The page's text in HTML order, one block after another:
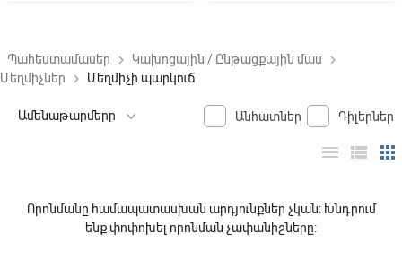
Պահեստամասեր keyboard_arrow_right Կախոցային / Ընթացքային մաս keyboard_arrow_right
Մեղմիչներ keyboard_arrow_right Մեղմիչի պարկուճ
Անհատներ Դիլերներ
apps
view_list
menu
Որոնմանը համապատասխան արդյունքներ չկան: Խնդրում
ենք փոփոխել որոնման չափանիշները: